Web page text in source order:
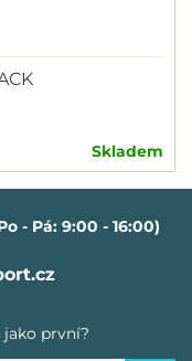
Skladem
- Pá: 9:00 - 16:00)
jako první?